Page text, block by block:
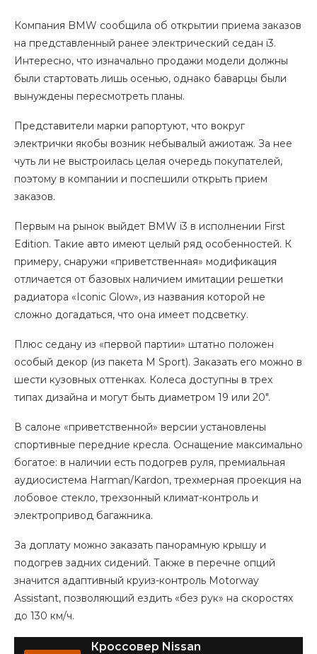
Компания BMW сообщила об открытии приема заказов
на представленный ранее электрический седан i3.
Интересно, что изначально продажи модели должны
были стартовать лишь осенью, однако баварцы были
вынуждены пересмотреть планы.
Представители марки рапортуют, что вокруг
электрички якобы возник небывалый ажиотаж. За нее
чуть ли не выстроилась целая очередь покупателей,
поэтому в компании и поспешили открыть прием
заказов.
Первым на рынок выйдет BMW i3 в исполнении First
Edition. Такие авто имеют целый ряд особенностей. К
примеру, снаружи «приветственная» модификация
отличается от базовых наличием имитации решетки
радиатора «Iconic Glow», из названия которой не
сложно догадаться, что она имеет подсветку.
Плюс седану из «первой партии» штатно положен
особый декор (из пакета M Sport). Заказать его можно в
шести кузовных оттенках. Колеса доступны в трех
типах дизайна и могут быть диаметром 19 или 20″.
В салоне «приветственной» версии установлены
спортивные передние кресла. Оснащение максимально
богатое: в наличии есть подогрев руля, премиальная
аудиосистема Harman/Kardon, трехмерная проекция на
лобовое стекло, трехзонный климат-контроль и
электропривод багажника.
За доплату можно заказать панорамную крышу и
подогрев задних сидений. Также в перечне опций
значится адаптивный круиз-контроль Motorway
Assistant, позволяющий ездить «без рук» на скоростях
до 130 км/ч.
Кроссовер Nissan